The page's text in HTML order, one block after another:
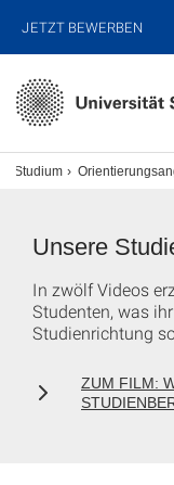
JETZT BEWERBEN
Studium
Unsere
In zwölf Videos
Studenten, was
Studienrichtung
ZUM FILM: